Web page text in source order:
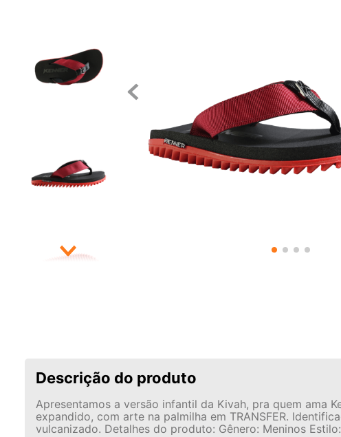
Descrição do produto
Apresentamos a versão infantil da Kivah, pra quem ama
expandido, com arte na palmilha em TRANSFER.
vulcanizado. Detalhes do produto: Gênero: Meninos